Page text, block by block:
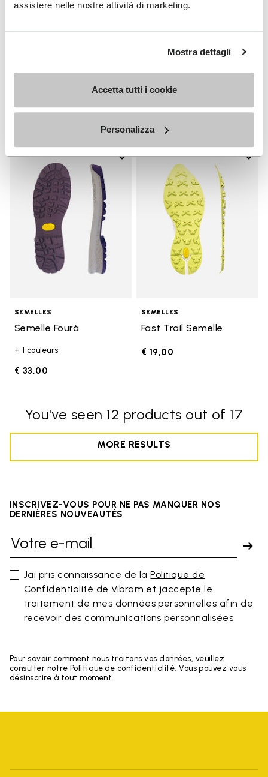
assistere nelle nostre attività di marketing.
Mostra dettagli
Accetta tutti i cookie
Personalizza
SEMELLES
+ 1 couleurs
€ 33,00
Add to wishlist
Add to wishlist Semelle Fourà
SEMELLES
Semelle Fourà
+ 1 couleurs
€ 33,00
Add
SEMELLES
Fast Trail Semelle
€ 19,00
You've seen 12 products out of 17
MORE RESULTS
INSCRIVEZ-VOUS POUR NE PAS MANQUER NOS
DERNIÈRES NOUVEAUTÉS
Jai pris connaissance de laPolitique de
Confidentialité de Vibram et jaccepte le
traitement de mes données personnelles afin de
recevoir des communications personnalisées
Pour savoir comment nous traitons vos données, veuillez
consulter notre Politique de confidentialité. Vous pouvez vous
désinscrire à tout moment.